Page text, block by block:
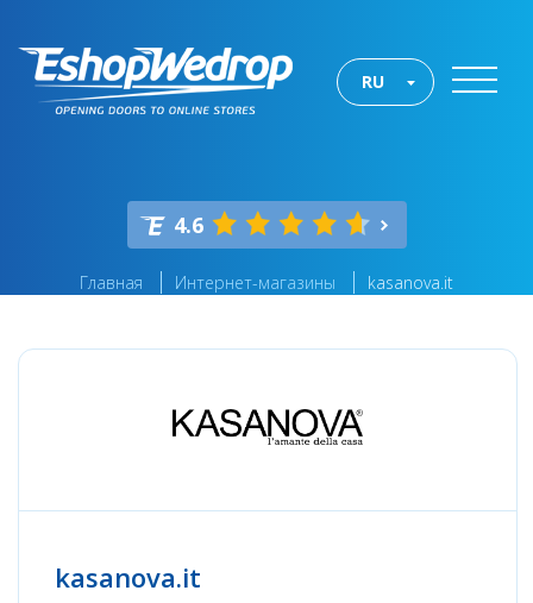
RU
4.6
Главная Интернет-магазины kasanova.it
kasanova.it